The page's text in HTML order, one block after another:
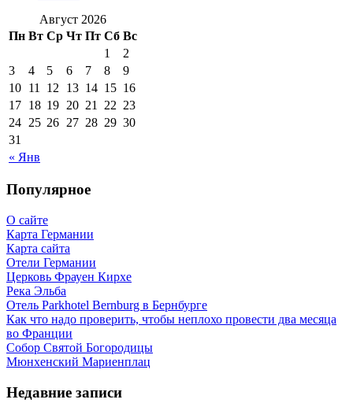
Август 2026
Пн Вт Ср Чт Пт Сб Вс
« Янв
1
2
3
4 5 6 7 8
9
10 11 12 13 14 15 16
17 18 19 20 21 22 23
24 25 26 27 28 29 30
31
Популярное
О сайте
Карта Германии
Карта сайта
Отели Германии
Церковь Фрауен Кирхе
Река Эльба
Отель Parkhotel Bernburg в Бернбурге
Как что надо проверить, чтобы неплохо провести два месяца
во Франции
Собор Святой Богородицы
Мюнхенский Мариенплац
Недавние записи